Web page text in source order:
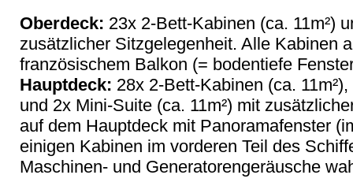
Oberdeck: 23x 2-Bett-Kabinen (ca. 11m²)
zusätzlicher Sitzgelegenheit. Alle Kabinen
französischem Balkon (= bodentiefe
Hauptdeck: 28x 2-Bett-Kabinen (ca.
und 2x Mini-Suite (ca. 11m²) mit
auf dem Hauptdeck mit Panoramafenster
einigen Kabinen im vorderen Teil des
Maschinen- und Generatorengeräusche